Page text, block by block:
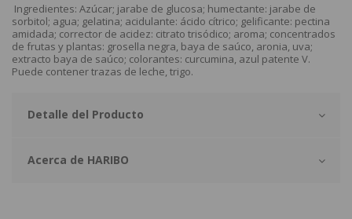
Ingredientes: Azúcar; jarabe de glucosa; humectante: jarabe de
sorbitol; agua; gelatina; acidulante: ácido cítrico; gelificante: pectina
amidada; corrector de acidez: citrato trisódico; aroma; concentrados
de frutas y plantas: grosella negra, baya de saúco, aronia, uva;
extracto baya de saúco; colorantes: curcumina, azul patente V.
Puede contener trazas de leche, trigo.
Detalle del Producto
Acerca de HARIBO